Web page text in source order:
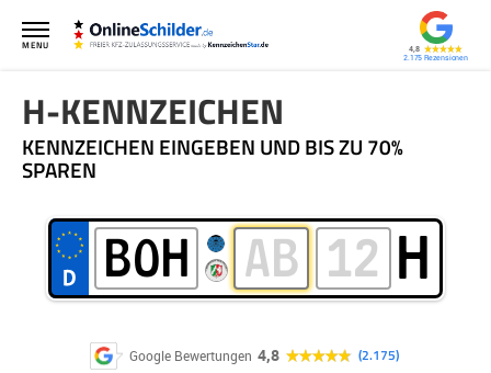
4,8
2.175
MENU
H-KENNZEICHEN
KENNZEICHEN EINGEBEN UND BIS ZU 70%
SPAREN
H
Google Bewertungen 4,8 2.175